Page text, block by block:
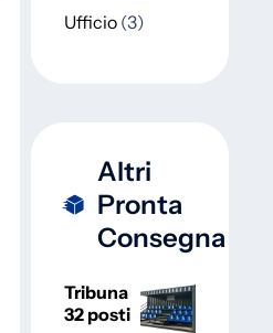
Ufficio 3
Altri
Pronta
Consegna
Tribuna
32 posti